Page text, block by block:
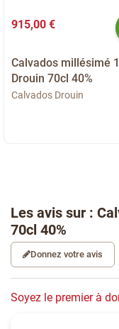
915,00 €
Calvados millésimé
Drouin 70cl 40%
Calvados Drouin
Les avis sur :
70cl 40%
Donnez votre avis
Soyez le premier à